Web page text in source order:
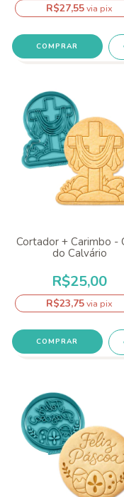
R$27,55via pix
COMPRAR
Cortador + Carimbo -
do Calvário
R$25,00
R$23,75via pix
COMPRAR